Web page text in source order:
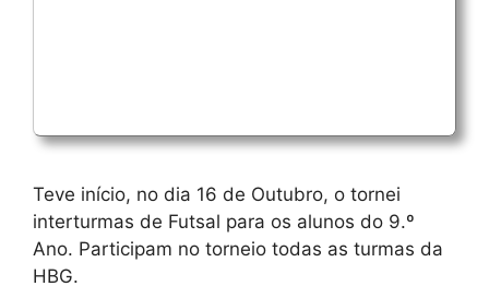
Teve início, no dia 16 de Outubro, o tornei
interturmas de Futsal para os alunos do 9.º
Ano. Participam no torneio todas as turmas da
HBG.